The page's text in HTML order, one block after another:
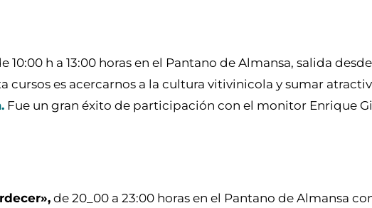
10:00 h a 13:00 horas en el Pantano de Almansa, salida
cursos es acercarnos a la cultura vitivinicola y sumar
Fue un gran éxito de participación con el monitor Enrique
de 20_00 a 23:00 horas en el Pantano de Almansa